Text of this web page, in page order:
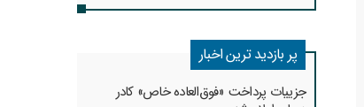
پر بازدید ترین اخبار
جزییات پرداخت «فوق‌العاده خاص» کادر